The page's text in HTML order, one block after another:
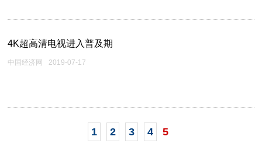
4K超高清电视进入普及期
中国经济网 2019-07-17
1 2 3 4 5